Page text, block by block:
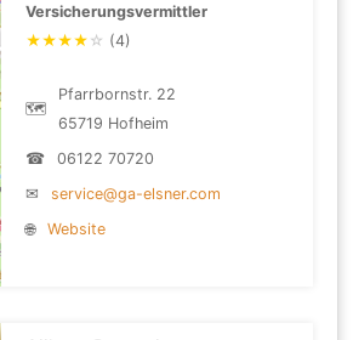
Versicherungsvermittler
★★★★ ☆ (4)
🗺
Pfarrbornstr. 22
65719 Hofheim
☎
06122 70720
✉
service@ga-elsner.com
🌐
Website